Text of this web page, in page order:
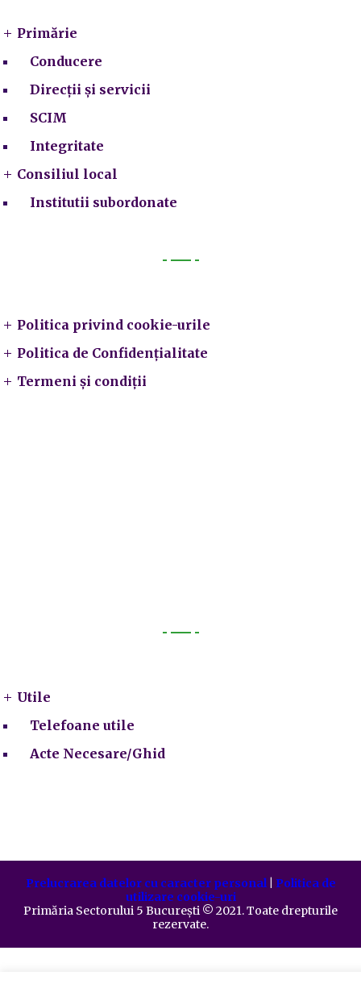
Primărie
Conducere
Direcții și servicii
SCIM
Integritate
Consiliul local
Institutii subordonate
Politica privind cookie-urile
Politica de Confidențialitate
Termeni și condiții
Utile
Telefoane utile
Acte Necesare/Ghid
Prelucrarea datelor cu caracter personal| Politica de
utilizare cookie-uri
Primăria Sectorului 5 București ©️ 2021. Toate drepturile
rezervate.